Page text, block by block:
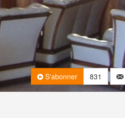
S'abonner 831